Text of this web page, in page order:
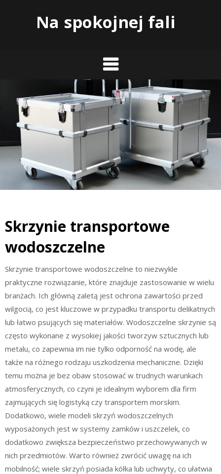
Na spokojnej fali
Skrzynie transportowe
wodoszczelne
Skrzynie transportowe wodoszczelne to niezwykle
praktyczne rozwiązanie, które znajduje zastosowanie w wielu
branżach. Ich główną zaletą jest ochrona zawartości przed
wilgocią, co jest kluczowe w przypadku transportu delikatnych
lub łatwo psujących się materiałów. Wodoszczelne skrzynie są
często wykonane z wysokiej jakości tworzyw sztucznych lub
metalu, co zapewnia im nie tylko odporność na wodę, ale
także na różnego rodzaju uszkodzenia mechaniczne. Dzięki
temu można je bez obaw stosować w trudnych warunkach
atmosferycznych, co czyni je idealnym wyborem dla firm
zajmujących się logistyką czy transportem morskim.
Dodatkowo, wiele modeli skrzyń wodoszczelnych
wyposażonych jest w systemy zamków i uszczelek, co
dodatkowo zwiększa bezpieczeństwo przechowywanych w
nich przedmiotów. Warto również zwrócić uwagę na ich
mobilność; wiele skrzyń posiada kółka lub uchwyty, co ułatwia